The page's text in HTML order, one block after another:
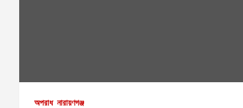
অপরাধ নারায়ণগঞ্জ